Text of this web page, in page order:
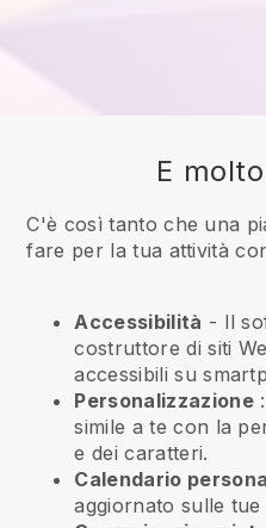
E
C'è così tanto che una
fare per la tua attività
Accessibilità - Il
costruttore di siti
accessibili su
Personalizzazione:
simile a te con la
e dei caratteri.
Calendario
aggiornato sulle